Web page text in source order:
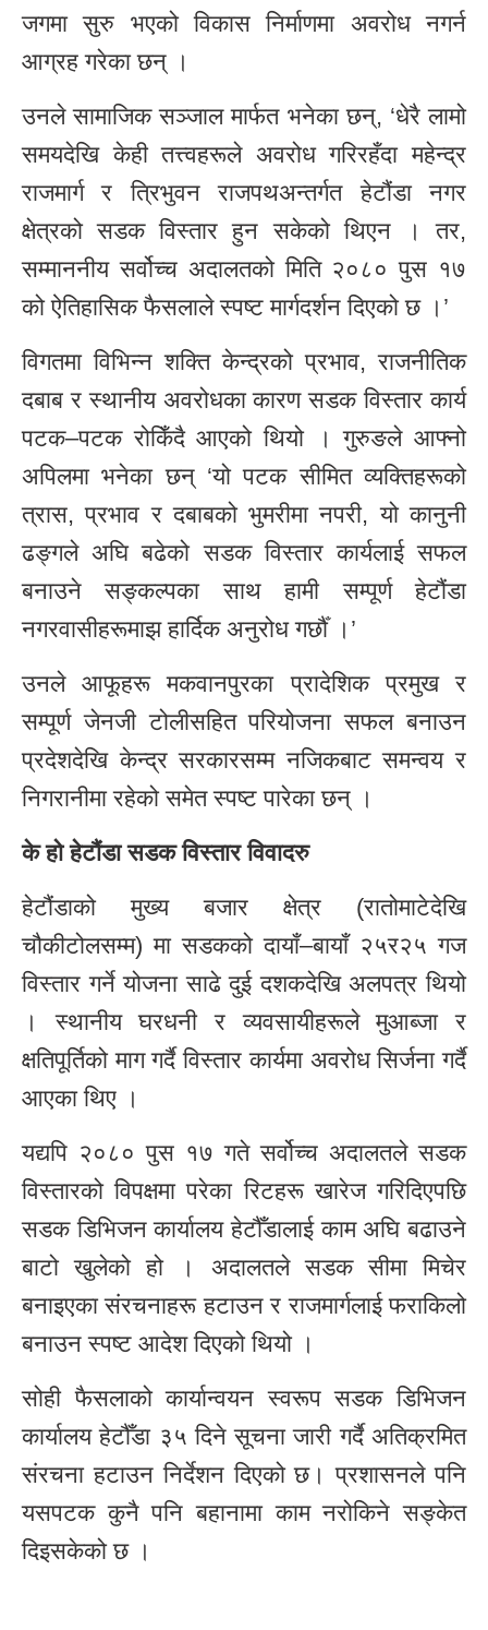
जगमा सुरु भएको विकास निर्माणमा अवरोध नगर्न
आग्रह गरेका छन् ।
उनले सामाजिक सञ्जाल मार्फत भनेका छन्, ‘धेरै लामो
समयदेखि केही तत्त्वहरूले अवरोध गरिरहँदा महेन्द्र
राजमार्ग र त्रिभुवन राजपथअन्तर्गत हेटौंडा नगर
क्षेत्रको सडक विस्तार हुन सकेको थिएन । तर,
सम्माननीय सर्वोच्च अदालतको मिति २०८० पुस १७
को ऐतिहासिक फैसलाले स्पष्ट मार्गदर्शन दिएको छ ।’
विगतमा विभिन्न शक्ति केन्द्रको प्रभाव, राजनीतिक
दबाब र स्थानीय अवरोधका कारण सडक विस्तार कार्य
पटक–पटक रोकिँदै आएको थियो । गुरुङले आफ्नो
अपिलमा भनेका छन् ‘यो पटक सीमित व्यक्तिहरूको
त्रास, प्रभाव र दबाबको भुमरीमा नपरी, यो कानुनी
ढङ्गले अघि बढेको सडक विस्तार कार्यलाई सफल
बनाउने सङ्कल्पका साथ हामी सम्पूर्ण हेटौंडा
नगरवासीहरूमाझ हार्दिक अनुरोध गर्छौँ ।’
उनले आफूहरू मकवानपुरका प्रादेशिक प्रमुख र
सम्पूर्ण जेनजी टोलीसहित परियोजना सफल बनाउन
प्रदेशदेखि केन्द्र सरकारसम्म नजिकबाट समन्वय र
निगरानीमा रहेको समेत स्पष्ट पारेका छन् ।
के हो हेटौंडा सडक विस्तार विवादरु
हेटौंडाको मुख्य बजार क्षेत्र (रातोमाटेदेखि
चौकीटोलसम्म) मा सडकको दायाँ–बायाँ २५र२५ गज
विस्तार गर्ने योजना साढे दुई दशकदेखि अलपत्र थियो
। स्थानीय घरधनी र व्यवसायीहरूले मुआब्जा र
क्षतिपूर्तिको माग गर्दै विस्तार कार्यमा अवरोध सिर्जना गर्दै
आएका थिए ।
यद्यपि २०८० पुस १७ गते सर्वोच्च अदालतले सडक
विस्तारको विपक्षमा परेका रिटहरू खारेज गरिदिएपछि
सडक डिभिजन कार्यालय हेटौँडालाई काम अघि बढाउने
बाटो खुलेको हो । अदालतले सडक सीमा मिचेर
बनाइएका संरचनाहरू हटाउन र राजमार्गलाई फराकिलो
बनाउन स्पष्ट आदेश दिएको थियो ।
सोही फैसलाको कार्यान्वयन स्वरूप सडक डिभिजन
कार्यालय हेटौँडा ३५ दिने सूचना जारी गर्दै अतिक्रमित
संरचना हटाउन निर्देशन दिएको छ। प्रशासनले पनि
यसपटक कुनै पनि बहानामा काम नरोकिने सङ्केत
दिइसकेको छ ।